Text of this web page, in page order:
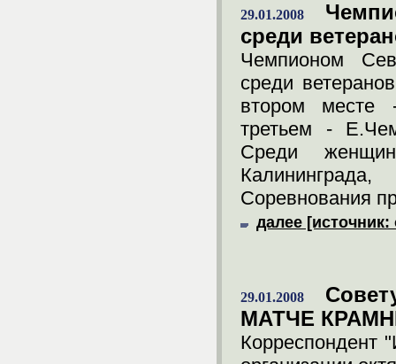
29.01.2008
среди
Чемпионом
среди
втором месте
третьем -
Среди
Соревнования
далее
29.01.2008
МАТЧЕ
Корреспондент